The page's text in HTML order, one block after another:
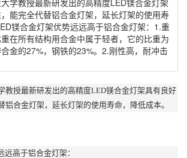
学教授最新研发出的高精度LED镁合金灯架
能完全代替铝合金灯架，延长灯架的使用寿
镁合金灯架优势远远高于铝合金灯架：1.重
在所有结构用合金中属于轻者，它的比重为
金的27%，钢铁的23%。2.刚性高，耐冲击
教授最新研发出的高精度LED镁合金灯架具有良好
铝合金灯架，延长灯架的使用寿命，降低成本。
高于铝合金灯架：